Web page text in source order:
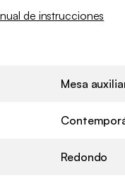
de instrucciones
Mesa
Redondo